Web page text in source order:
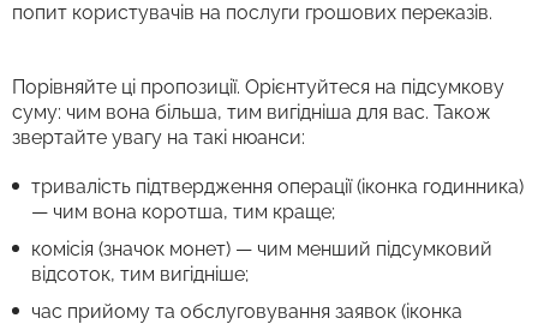
попит користувачів на послуги грошових переказів.
Порівняйте ці пропозиції. Орієнтуйтеся на підсумкову
суму: чим вона більша, тим вигідніша для вас. Також
звертайте увагу на такі нюанси:
тривалість підтвердження операції (іконка годинника)
— чим вона коротша, тим краще;
комісія (значок монет) — чим менший підсумковий
відсоток, тим вигідніше;
час прийому та обслуговування заявок (іконка